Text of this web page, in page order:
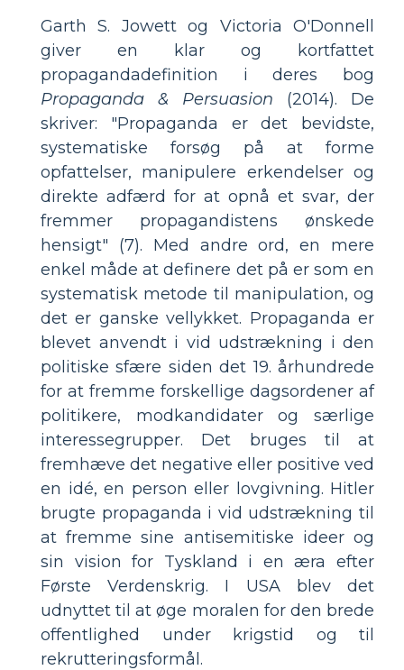
Garth S. Jowett og Victoria O'Donnell
giver en klar og kortfattet
propagandadefinition i deres bog
Propaganda & Persuasion (2014). De
skriver: "Propaganda er det bevidste,
systematiske forsøg på at forme
opfattelser, manipulere erkendelser og
direkte adfærd for at opnå et svar, der
fremmer propagandistens ønskede
hensigt" (7). Med andre ord, en mere
enkel måde at definere det på er som en
systematisk metode til manipulation, og
det er ganske vellykket. Propaganda er
blevet anvendt i vid udstrækning i den
politiske sfære siden det 19. århundrede
for at fremme forskellige dagsordener af
politikere, modkandidater og særlige
interessegrupper. Det bruges til at
fremhæve det negative eller positive ved
en idé, en person eller lovgivning. Hitler
brugte propaganda i vid udstrækning til
at fremme sine antisemitiske ideer og
sin vision for Tyskland i en æra efter
Første Verdenskrig. I USA blev det
udnyttet til at øge moralen for den brede
offentlighed under krigstid og til
rekrutteringsformål.